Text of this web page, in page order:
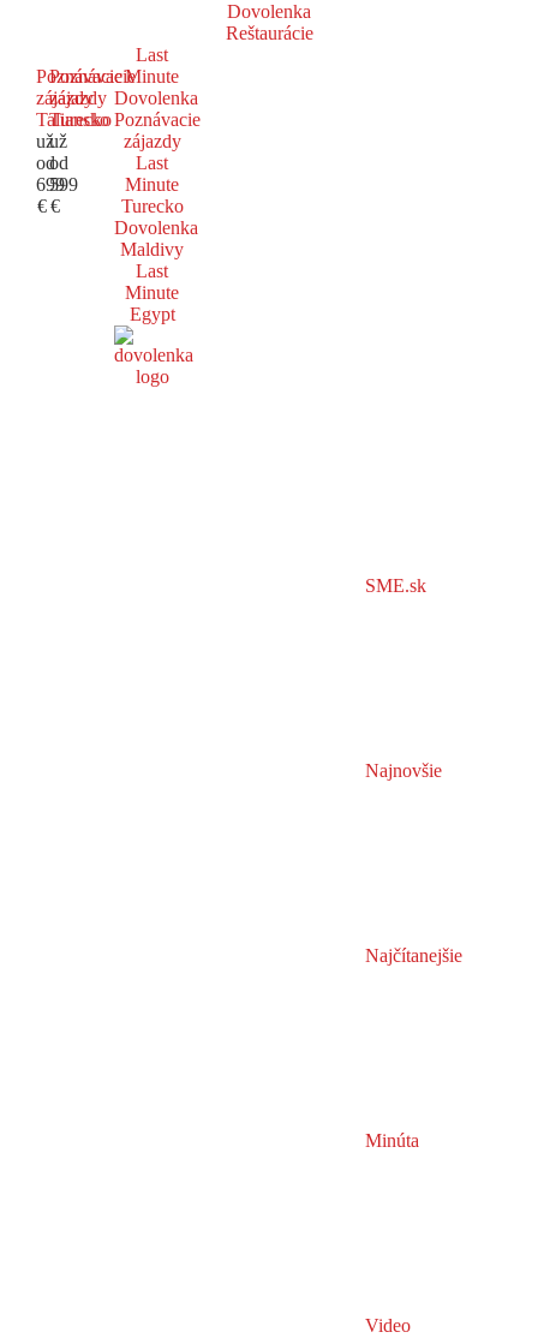
Dovolenka
Reštaurácie
Poznávacie
zájazdy
Taliansko
už
od
699
€
Poznávacie
zájazdy
Turecko
už
od
599
€
Last
Minute
Dovolenka
Poznávacie
zájazdy
Last
Minute
Turecko
Dovolenka
Maldivy
Last
Minute
Egypt
SME.sk
Najnovšie
Najčítanejšie
Minúta
Video